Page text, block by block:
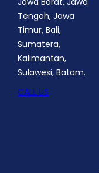
Tengah, Jawa
Timur, Bali,
Sumatera,
Kalimantan,
Sulawesi, Batam.
CALL US